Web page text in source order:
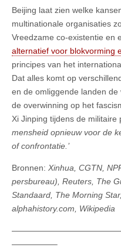
Beijing laat zien welke
multinationale organisaties
Vreedzame co-existentie en
alternatief voor blokvorming
principes van het
Dat alles komt op
en de omliggende landen
de overwinning op het
Xi Jinping tijdens de militaire
mensheid opnieuw voor de
of confrontatie.’
Bronnen: Xinhua, CGTN,
persbureau), Reuters, The
Standaard, The Morning
alphahistory.com, Wikipedia
—————–